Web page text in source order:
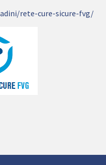
rete-cure-sicure-fvg/